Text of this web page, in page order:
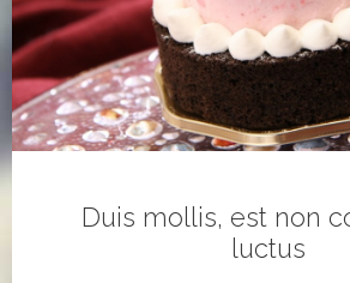
Duis mollis, est non
luctus